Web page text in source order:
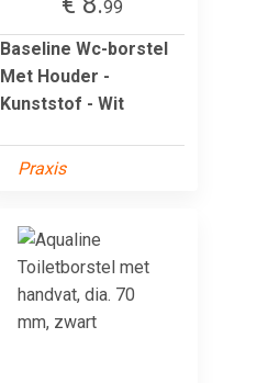
99
Baseline Wc-borstel
Met Houder -
Kunststof - Wit
Praxis